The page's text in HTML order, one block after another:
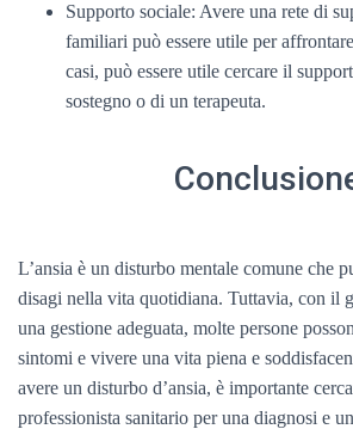
Supporto sociale: Avere una rete di
familiari può essere utile per
casi, può essere utile cercare il
sostegno o di un terapeuta.
L’ansia è un disturbo mentale comune che
disagi nella vita quotidiana. Tuttavia, con il
una gestione adeguata, molte persone
sintomi e vivere una vita piena e
avere un disturbo d’ansia, è importante
professionista sanitario per una diagnosi e